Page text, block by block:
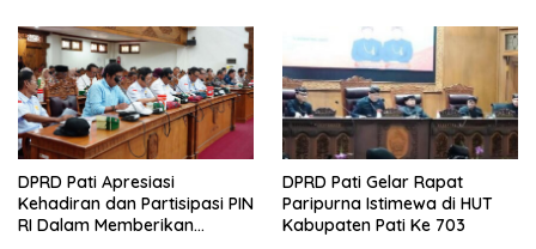
DPRD Pati Apresiasi
Kehadiran dan Partisipasi PIN
RI Dalam Memberikan
DPRD Pati Gelar Rapat
Paripurna Istimewa di HUT
Kabupaten Pati Ke 703